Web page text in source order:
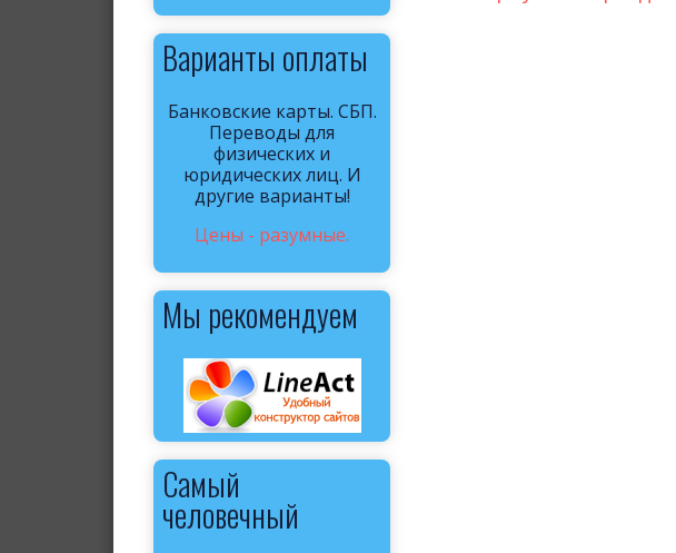
Варианты оплаты
Банковские карты. СБП.
Переводы для
физических и
юридических лиц. И
другие варианты!
Цены - разумные.
Мы рекомендуем
Самый
человечный